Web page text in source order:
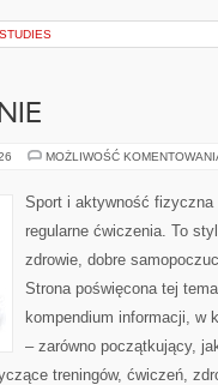
MOŻLIWOŚĆ
Sport i aktywność
regularne ćwiczenia. To
zdrowie, dobre
Strona poświęcona tej
kompendium informacji, w
– zarówno początkujący,
treningów, ćwiczeń,